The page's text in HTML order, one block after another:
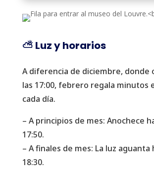
⛅ Luz y horarios
A diferencia de diciembre, donde
las 17:00, febrero regala minutos
cada día.
– A principios de mes: Anochece
17:50.
– A finales de mes: La luz aguanta
18:30.